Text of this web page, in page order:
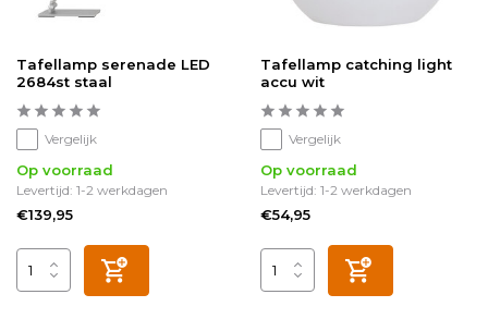
Tafellamp serenade LED
2684st staal
Vergelijk
Op voorraad
Levertijd: 1-2 werkdagen
€139,95
Tafellamp catching light
accu wit
Vergelijk
Op voorraad
Levertijd: 1-2 werkdagen
€54,95